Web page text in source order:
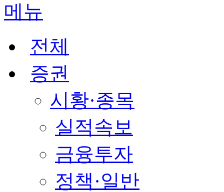
메뉴
전체
증권
시황·종목
실적속보
금융투자
정책·일반